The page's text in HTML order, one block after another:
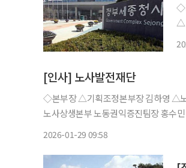
◇재정경제부
△민
[인사] 노사발전재단
◇본부장 △기획조정본부장 김하영 △노사상생본부장 김창환 ◇실장 △청렴감
노사상생본부 노동권익증진팀장 홍수
2026-01-29 09:58